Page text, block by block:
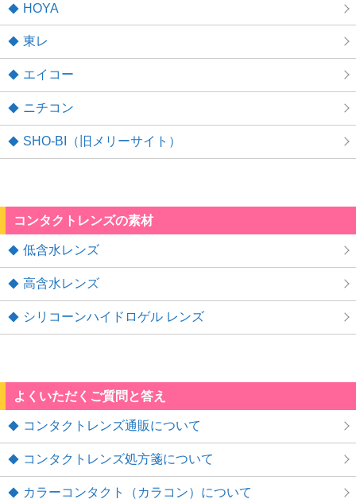
HOYA
東レ
エイコー
ニチコン
SHO-BI（旧メリーサイト）
コンタクトレンズの素材
低含水レンズ
高含水レンズ
シリコーンハイドロゲル レンズ
よくいただくご質問と答え
コンタクトレンズ通販について
コンタクトレンズ処方箋について
カラーコンタクト（カラコン）について